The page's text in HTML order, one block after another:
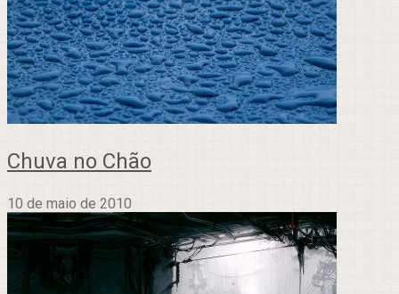
Chuva no Chão
10 de maio de 2010